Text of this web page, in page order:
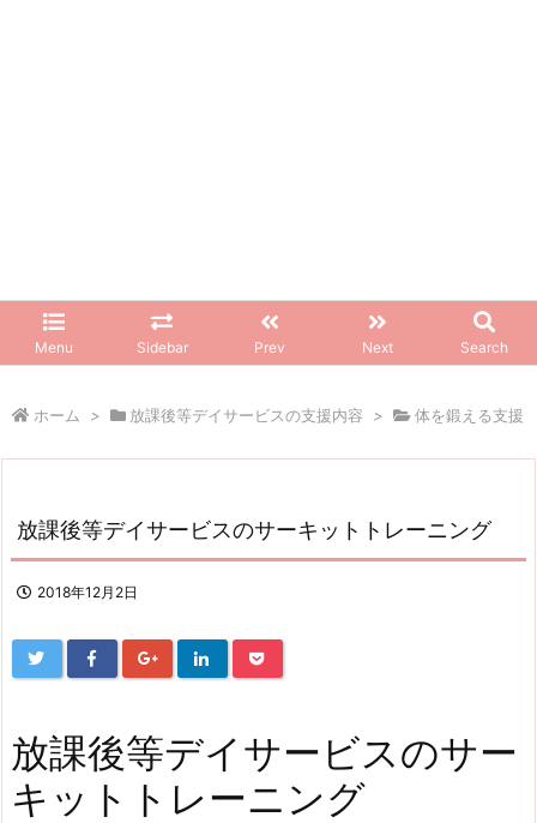
Menu Sidebar Prev Next Search
ホーム > 放課後等デイサービスの支援内容 > 体を鍛える支援
放課後等デイサービスのサーキットトレーニング
2018年12月2日
放課後等デイサービスのサー
キットトレーニング